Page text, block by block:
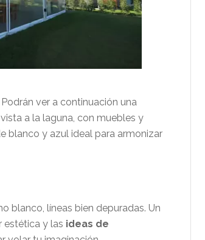
ver a continuación una
a la laguna, con muebles y
blanco y azul ideal para armonizar
blanco, líneas bien depuradas. Un
estética y las ideas de